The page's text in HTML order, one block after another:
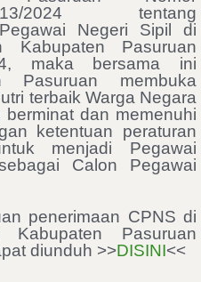
2024 tentang
Negeri Sipil di
Kabupaten Pasuruan
maka bersama ini
Pasuruan membuka
terbaik Warga Negara
dan memenuhi
ketentuan peraturan
menjadi Pegawai
Calon Pegawai
penerimaan CPNS di
Kabupaten Pasuruan
diunduh >>DISINI<<